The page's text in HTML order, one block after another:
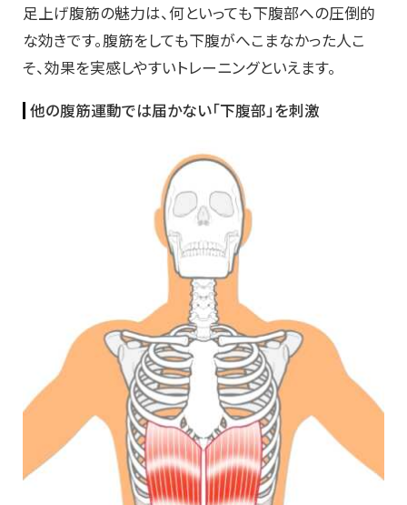
足上げ腹筋の魅力は、何といっても下腹部への圧倒的
な効きです。腹筋をしても下腹がへこまなかった人こ
そ、効果を実感しやすいトレーニングといえます。
他の腹筋運動では届かない「下腹部」を刺激